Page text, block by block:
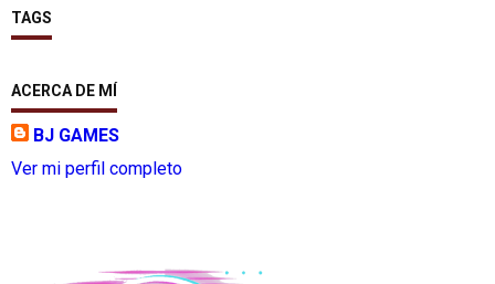
TAGS
ACERCA DE MÍ
BJ GAMES
Ver mi perfil completo